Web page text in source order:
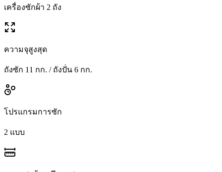
เครื่องซักผ้า 2 ถัง
ความจุสูงสุด
ถังซัก 11 กก. / ถังปั่น 6 กก.
โปรแกรมการซัก
2 แบบ